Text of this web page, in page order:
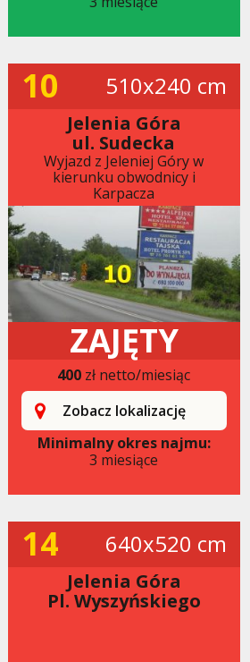
10 510x240 cm
Jelenia Góra
ul. Sudecka
Wyjazd z Jeleniej Góry w
kierunku obwodnicy i
Karpacza
ZAJĘTY
400 zł netto/miesiąc
Zobacz lokalizację
Minimalny okres najmu:
3 miesiące
14 640x520 cm
Jelenia Góra
Pl. Wyszyńskiego